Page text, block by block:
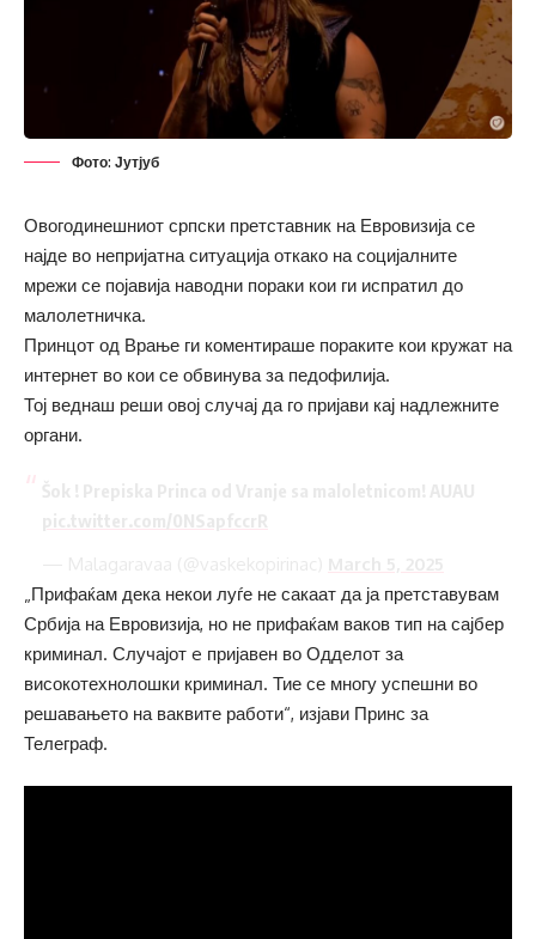
Фото: Јутјуб
Овогодинешниот српски претставник на Евровизија се
најде во непријатна ситуација откако на социјалните
мрежи се појавија наводни пораки кои ги испратил до
малолетничка.
Принцот од Врање ги коментираше пораките кои кружат на
интернет во кои се обвинува за педофилија.
Тој веднаш реши овој случај да го пријави кај надлежните
органи.
„Прифаќам дека некои луѓе не сакаат да ја претставувам
Србија на Евровизија, но не прифаќам ваков тип на сајбер
криминал. Случајот e пријавен во Одделот за
високотехнолошки криминал. Тие се многу успешни во
решавањето на ваквите работи“, изјави Принс за
Телеграф.